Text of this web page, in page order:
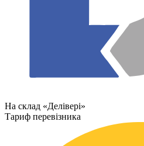
На склад «Делівері»
Тариф перевізника